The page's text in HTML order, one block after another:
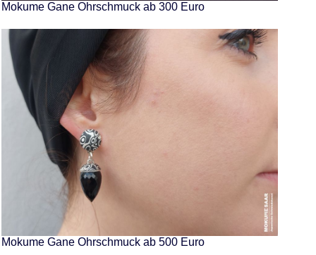
Mokume Gane Ohrschmuck ab 300 Euro
Mokume Gane Ohrschmuck ab 500 Euro